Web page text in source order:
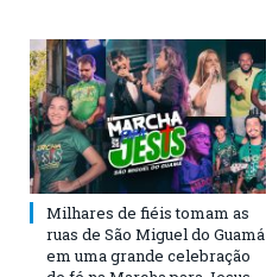
Milhares de fiéis tomam as
ruas de São Miguel do Guamá
em uma grande celebração